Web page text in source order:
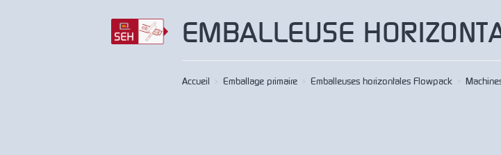
EMBALLEUSE
Accueil > Emballage primaire > Emballeuses horizontales Flowpack >